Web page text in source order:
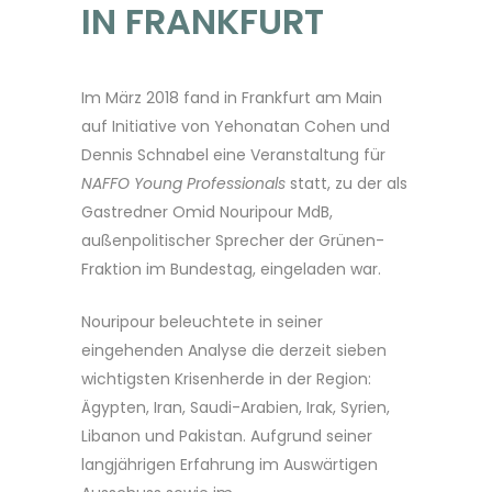
IN FRANKFURT
Im März 2018 fand in Frankfurt am Main
auf Initiative von Yehonatan Cohen und
Dennis Schnabel eine Veranstaltung für
NAFFO Young Professionals statt, zu der als
Gastredner Omid Nouripour MdB,
außenpolitischer Sprecher der Grünen-
Fraktion im Bundestag, eingeladen war.
Nouripour beleuchtete in seiner
eingehenden Analyse die derzeit sieben
wichtigsten Krisenherde in der Region:
Ägypten, Iran, Saudi-Arabien, Irak, Syrien,
Libanon und Pakistan. Aufgrund seiner
langjährigen Erfahrung im Auswärtigen